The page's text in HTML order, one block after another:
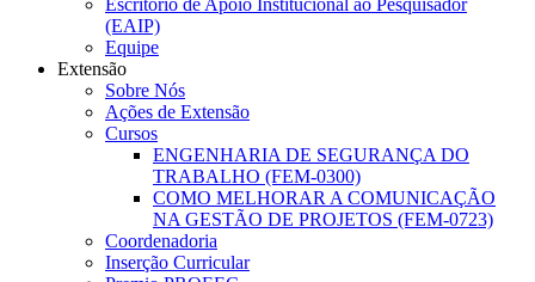
Escritório de Apoio Institucional ao Pesquisador
(EAIP)
Equipe
Extensão
Sobre Nós
Ações de Extensão
Cursos
ENGENHARIA DE SEGURANÇA DO
TRABALHO (FEM-0300)
COMO MELHORAR A COMUNICAÇÃO
NA GESTÃO DE PROJETOS (FEM-0723)
Coordenadoria
Inserção Curricular